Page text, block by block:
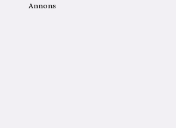
Annons